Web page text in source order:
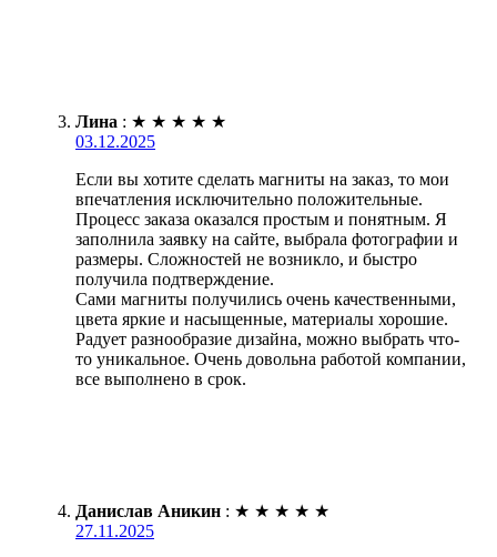
Лина : ★ ★ ★ ★ ★
03.12.2025
Если вы хотите сделать магниты на заказ, то мои
впечатления исключительно положительные.
Процесс заказа оказался простым и понятным. Я
заполнила заявку на сайте, выбрала фотографии и
размеры. Сложностей не возникло, и быстро
получила подтверждение.
Сами магниты получились очень качественными,
цвета яркие и насыщенные, материалы хорошие.
Радует разнообразие дизайна, можно выбрать что-
то уникальное. Очень довольна работой компании,
все выполнено в срок.
Данислав Аникин : ★ ★ ★ ★ ★
27.11.2025